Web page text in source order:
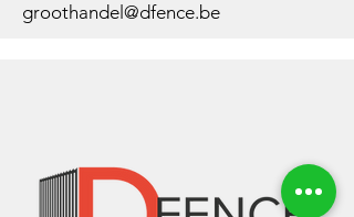
groothandel@dfence.be